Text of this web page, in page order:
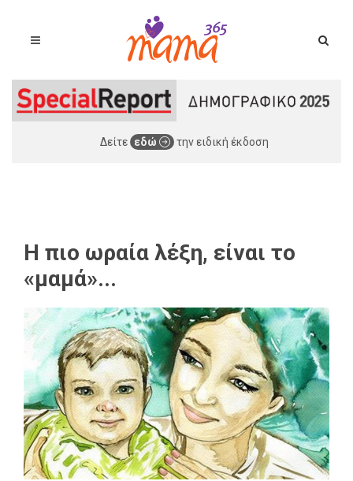
Δείτε εδώ την ειδική έκδοση
Η πιο ωραία λέξη, είναι το
«μαμά»...